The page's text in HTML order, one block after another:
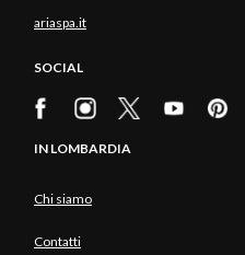
ariaspa.it
SOCIAL
IN LOMBARDIA
Chi siamo
Contatti